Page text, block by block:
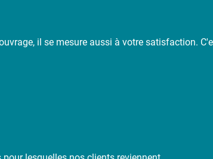
il se mesure aussi à votre satisfaction.